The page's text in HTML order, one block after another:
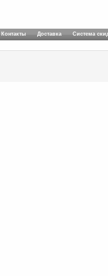
Контакты Доставка Система